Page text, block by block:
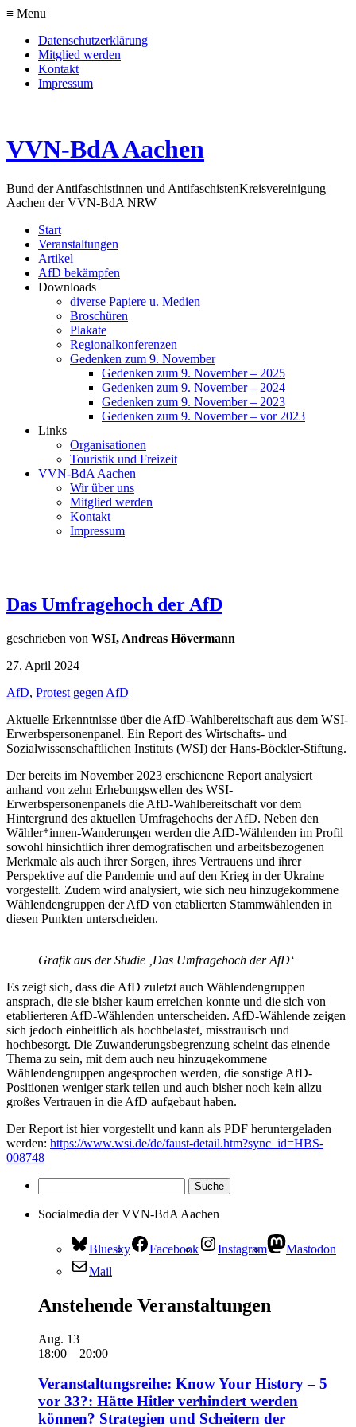
≡ Menu
Datenschutzerklärung
Mitglied werden
Kontakt
Impressum
VVN-BdA Aachen
Bund der Antifaschistinnen und AntifaschistenKreisvereinigung
Aachen der VVN-BdA NRW
Start
Veranstaltungen
Artikel
AfD bekämpfen
Downloads
diverse Papiere u. Medien
Broschüren
Plakate
Regionalkonferenzen
Gedenken zum 9. November
Gedenken zum 9. November – 2025
Gedenken zum 9. November – 2024
Gedenken zum 9. November – 2023
Gedenken zum 9. November – vor 2023
Links
Organisationen
Touristik und Freizeit
VVN-BdA Aachen
Wir über uns
Mitglied werden
Kontakt
Impressum
Das Umfragehoch der AfD
geschrieben von WSI, Andreas Hövermann
27. April 2024
AfD, Protest gegen AfD
Aktuelle Erkenntnisse über die AfD-Wahlbereitschaft aus dem WSI-
Erwerbspersonenpanel. Ein Report des Wirtschafts- und
Sozialwissenschaftlichen Instituts (WSI) der Hans-Böckler-Stiftung.
Der bereits im November 2023 erschienene Report analysiert
anhand von zehn Erhebungswellen des WSI-
Erwerbspersonenpanels die AfD-Wahlbereitschaft vor dem
Hintergrund des aktuellen Umfragehochs der AfD. Neben den
Wähler*innen-Wanderungen werden die AfD-Wählenden im Profil
sowohl hinsichtlich ihrer demografischen und arbeitsbezogenen
Merkmale als auch ihrer Sorgen, ihres Vertrauens und ihrer
Perspektive auf die Pandemie und auf den Krieg in der Ukraine
vorgestellt. Zudem wird analysiert, wie sich neu hinzugekommene
Wählendengruppen der AfD von etablierten Stammwählenden in
diesen Punkten unterscheiden.
Grafik aus der Studie ‚Das Umfragehoch der AfD‘
Es zeigt sich, dass die AfD zuletzt auch Wählendengruppen
ansprach, die sie bisher kaum erreichen konnte und die sich von
etablierteren AfD-Wählenden unterscheiden. AfD-Wählende zeigen
sich jedoch einheitlich als hochbelastet, misstrauisch und
hochbesorgt. Die Zuwanderungsbegrenzung scheint das einende
Thema zu sein, mit dem auch neu hinzugekommene
Wählendengruppen angesprochen werden, die sonstige AfD-
Positionen weniger stark teilen und auch bisher noch kein allzu
großes Vertrauen in die AfD aufgebaut haben.
Der Report ist hier vorgestellt und kann als PDF heruntergeladen
werden: https://www.wsi.de/de/faust-detail.htm?sync_id=HBS-
008748
Socialmedia der VVN-BdA Aachen
Bluesky Facebook Instagram
Mastodon
Mail
Anstehende Veranstaltungen
Aug. 13
18:00 – 20:00
Veranstaltungsreihe: Know Your History – 5
vor 33?: Hätte Hitler verhindert werden
können? Strategien und Scheitern der